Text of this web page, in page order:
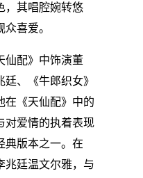
，其唱腔婉转悠
喜爱。
仙配》中饰演董
、《牛郎织女》
在《天仙配》中的
对爱情的执着表现
典版本之一。在
兆廷温文尔雅，与